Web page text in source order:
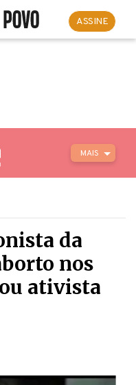
ASSINE
MAIS
da
nos
ativista